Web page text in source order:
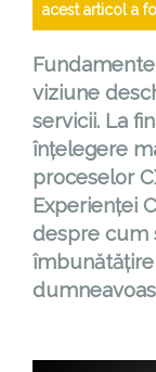
acest articol a
viziune
servicii. La
înțelegere
proceselor
Experienței
despre cum
îmbunătățire